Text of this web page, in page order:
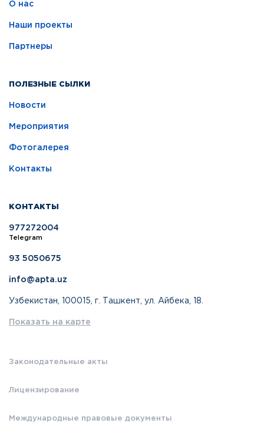
О нас
Наши проекты
Партнеры
ПОЛЕЗНЫЕ СЫЛКИ
Новости
Мероприятия
Фотогалерея
Контакты
КОНТАКТЫ
977272004
Telegram
93 5050675
info@apta.uz
Узбекистан, 100015, г. Ташкент, ул. Айбека, 18.
Показать на карте
Законодательные акты
Лицензирование
Международные правовые документы